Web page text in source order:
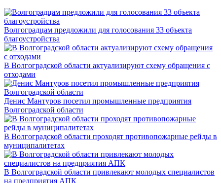
Волгоградцам предложили для голосования 33 объекта
благоустройства
В Волгоградской области актуализируют схему обращения с
отходами
Денис Мантуров посетил промышленные предприятия
Волгоградской области
В Волгоградской области проходят противопожарные рейды в
муниципалитетах
В Волгоградской области привлекают молодых специалистов
на предприятия АПК